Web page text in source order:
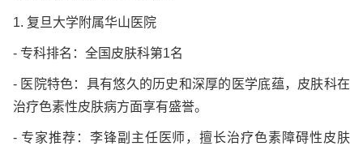
1. 复旦大学附属华山医院
- 专科排名：全国皮肤科第1名
- 医院特色：具有悠久的历史和深厚的医学底蕴，皮肤科在
治疗色素性皮肤病方面享有盛誉。
- 专家推荐：李锋副主任医师，擅长治疗色素障碍性皮肤